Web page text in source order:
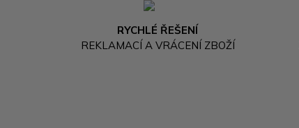
RYCHLÉ ŘEŠENÍ
REKLAMACÍ A VRÁCENÍ ZBOŽÍ